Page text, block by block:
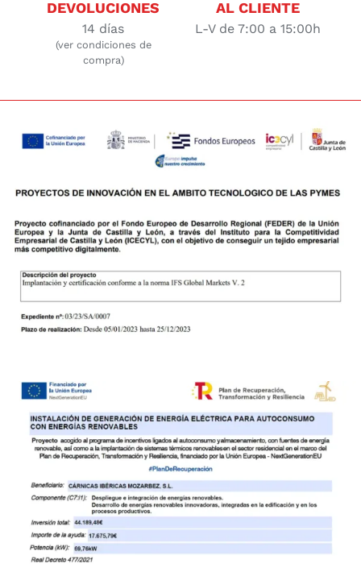
DEVOLUCIONES
14 días
(ver condiciones de
compra)
AL CLIENTE
L-V de 7:00 a 15:00h